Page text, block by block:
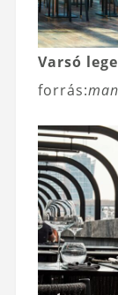
Varsó
forrás: